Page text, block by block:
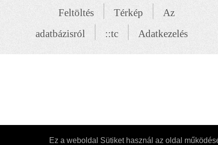
Ez a weboldal Sütiket használ az oldal
Feltöltés Térkép
Az
adatbázisról
::tc Adatkezelés